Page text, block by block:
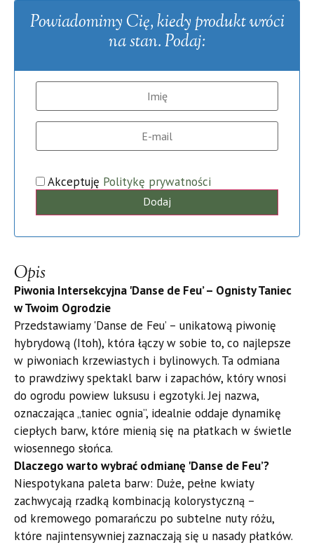
Powiadomimy Cię, kiedy produkt wróci
na stan. Podaj:
Akceptuję Politykę prywatności
Dodaj
Opis
Piwonia Intersekcyjna 'Danse de Feu’ – Ognisty Taniec
w Twoim Ogrodzie
​Przedstawiamy 'Danse de Feu’ – unikatową piwonię
hybrydową (Itoh), która łączy w sobie to, co najlepsze
w piwoniach krzewiastych i bylinowych. Ta odmiana
to prawdziwy spektakl barw i zapachów, który wnosi
do ogrodu powiew luksusu i egzotyki. Jej nazwa,
oznaczająca „taniec ognia”, idealnie oddaje dynamikę
ciepłych barw, które mienią się na płatkach w świetle
wiosennego słońca.
​Dlaczego warto wybrać odmianę 'Danse de Feu’?
​Niespotykana paleta barw: Duże, pełne kwiaty
zachwycają rzadką kombinacją kolorystyczną –
od kremowego pomarańczu po subtelne nuty różu,
które najintensywniej zaznaczają się u nasady płatków.